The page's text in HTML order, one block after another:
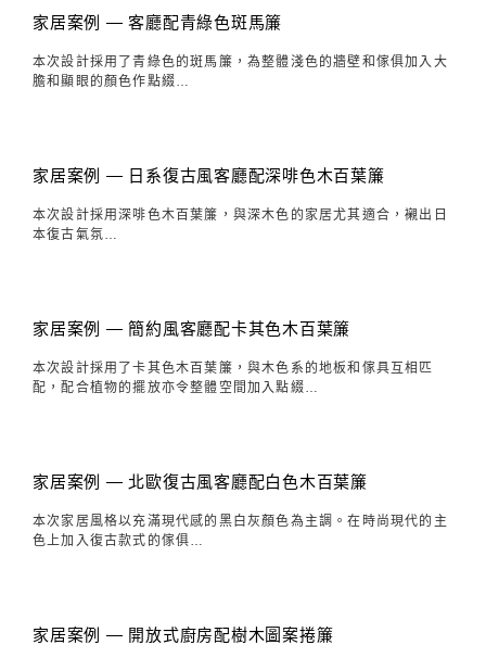
家居案例 — 客廳配青綠色斑馬簾
本次設計採用了青綠色的斑馬簾，為整體淺色的牆壁和傢俱加入大
膽和顯眼的顏色作點綴…
家居案例 — 日系復古風客廳配深啡色木百葉簾
本次設計採用深啡色木百葉簾，與深木色的家居尤其適合，襯出日
本復古氣氛…
家居案例 — 簡約風客廳配卡其色木百葉簾
本次設計採用了卡其色木百葉簾，與木色系的地板和傢具互相匹
配，配合植物的擺放亦令整體空間加入點綴…
家居案例 — 北歐復古風客廳配白色木百葉簾
本次家居風格以充滿現代感的黑白灰顏色為主調。在時尚現代的主
色上加入復古款式的傢俱…
家居案例 — 開放式廚房配樹木圖案捲簾